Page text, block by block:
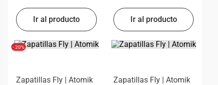
- 20%
Zapatillas Fly | Atomik Zapatillas Fly | Atomik